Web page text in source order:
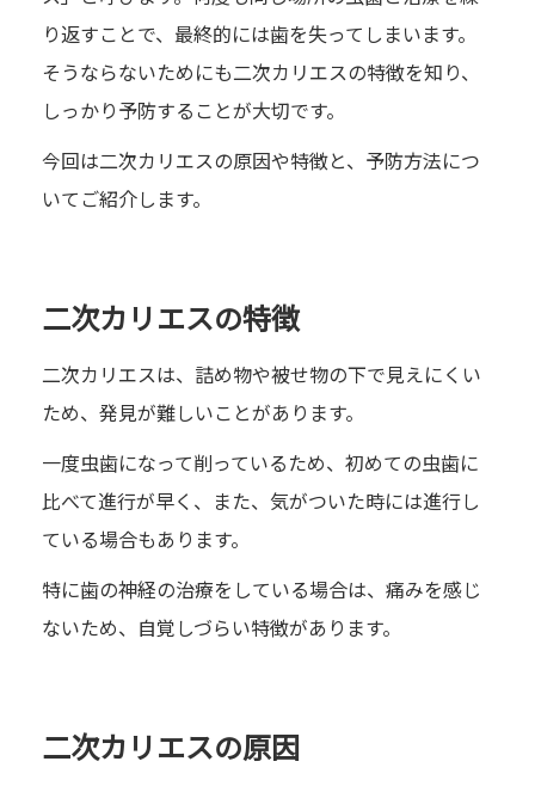
り返すことで、最終的には歯を失ってしまいます。
そうならないためにも二次カリエスの特徴を知り、
しっかり予防することが大切です。
今回は二次カリエスの原因や特徴と、予防方法につ
いてご紹介します。
二次カリエスの特徴
二次カリエスは、詰め物や被せ物の下で見えにくい
ため、発見が難しいことがあります。
一度虫歯になって削っているため、初めての虫歯に
比べて進行が早く、また、気がついた時には進行し
ている場合もあります。
特に歯の神経の治療をしている場合は、痛みを感じ
ないため、自覚しづらい特徴があります。
二次カリエスの原因